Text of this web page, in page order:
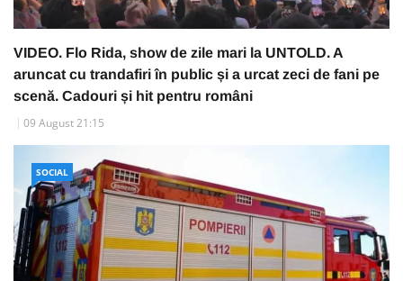
VIDEO. Flo Rida, show de zile mari la UNTOLD. A
aruncat cu trandafiri în public și a urcat zeci de fani pe
scenă. Cadouri și hit pentru români
09 August 21:15
SOCIAL